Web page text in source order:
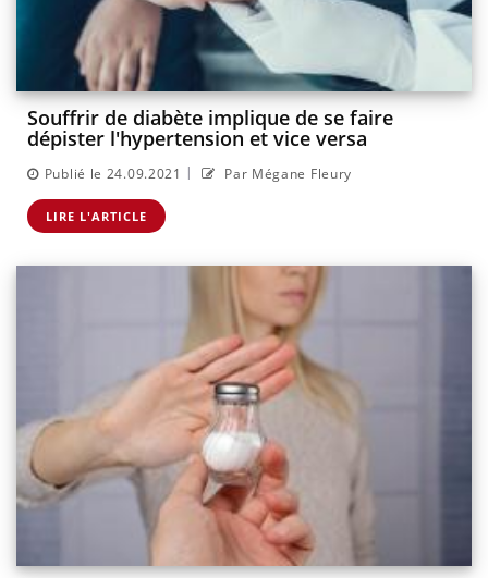
Souffrir de diabète implique de se faire
dépister l'hypertension et vice versa
Publié le 24.09.2021 | Par Mégane Fleury
LIRE L'ARTICLE